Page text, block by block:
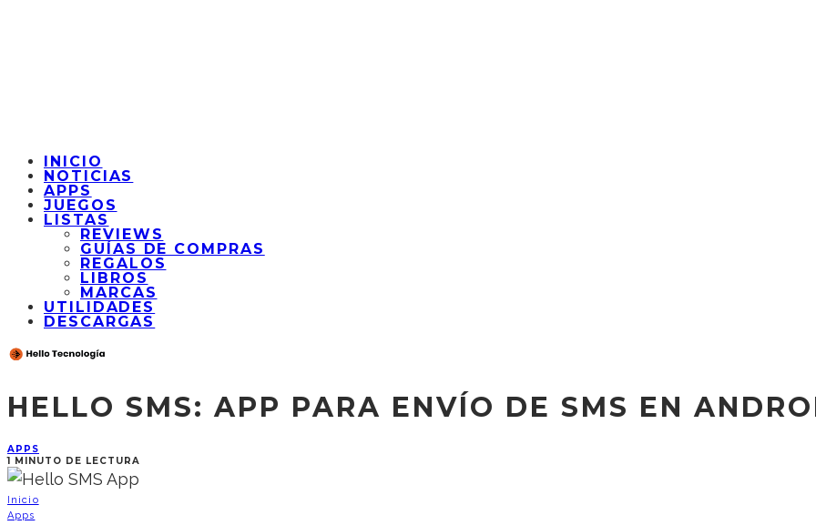
INICIO
NOTICIAS
APPS
JUEGOS
LISTAS
REVIEWS
GUÍAS DE COMPRAS
REGALOS
LIBROS
MARCAS
UTILIDADES
DESCARGAS
HELLO SMS: APP PARA ENVÍO DE SMS EN
APPS
1 MINUTO DE LECTURA
Inicio
Apps